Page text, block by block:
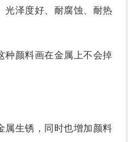
光泽度好、耐腐蚀、耐热
种颜料画在金属上不会掉
属生锈，同时也增加颜料